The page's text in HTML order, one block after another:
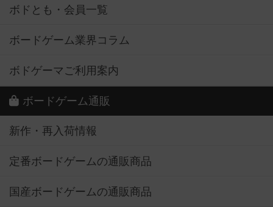
ボドとも・会員一覧
ボードゲーム業界コラム
ボドゲーマご利用案内
ボードゲーム通販
新作・再入荷情報
定番ボードゲームの通販商品
国産ボードゲームの通販商品